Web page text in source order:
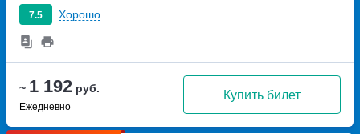
~ 1 192 руб.
Ежедневно
Купить билет
7.5 Хорошо